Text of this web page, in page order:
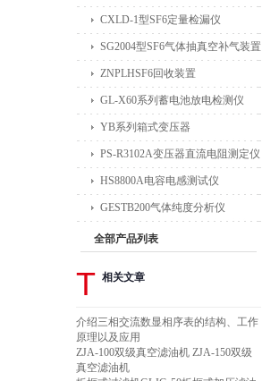
CXLD-1型SF6定量检漏仪
SG2004型SF6气体抽真空补气装置
ZNPLHSF6回收装置
GL-X60系列蓄电池放电检测仪
YB系列箱式变压器
PS-R3102A变压器直流电阻测定仪
HS8800A电容电感测试仪
GESTB200气体纯度分析仪
全部产品列表
T 相关文章
介绍三相交流数显相序表的结构、工作
原理以及应用
ZJA-100双级真空滤油机 ZJA-150双级
真空滤油机